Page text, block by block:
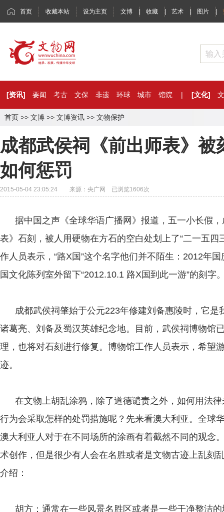
首页 收藏本站 设为主页 文博 | 收藏 | 艺术 | 图片 |
[资讯] 要闻 考古 文保 非遗 环球 城市 馆院 | [文化]
首页 >> 文博 >> 文博资讯 >> 文物保护
成都武侯祠《前出师表》被
如何惩罚
2015-05-04 23:05:24 来源：央广网 已浏览1606次
据中国之声《全球华语广播网》报道，五一小长假，
表》石刻，被人用硬物在方石的空白处划上了“二一五四
作人员表示，“路X国”这个名字他们并不陌生：2012年
国文化陈列室外留下“2012.10.1 路X国到此一游”的刻字
成都武侯祠肇始于公元223年修建刘备惠陵时，它是
诸葛亮、刘备及蜀汉英雄纪念地。目前，武侯祠博物馆
理，也将对石刻进行修复。博物馆工作人员表示，希望
迹。
在文物上胡乱涂鸦，除了道德谴责之外，如何用法律
行为会采取怎样的处罚措施呢？先来看澳大利亚。全球
澳大利亚人对于在不同场所的涂画有着截然不同的观念
术创作，但是很少有人会在名胜或者是文物古迹上乱刻
介绍：
胡方：通常在一些风景名胜区或者是一些干净整洁的